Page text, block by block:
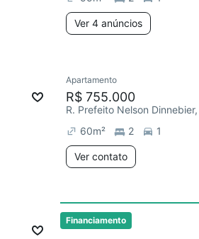
Financiamento
Ver 4 anúncios
Chegou este mês
Apartamento
R$ 755.000
R. Prefeito Nelson
60m² 2 1
Ver contato